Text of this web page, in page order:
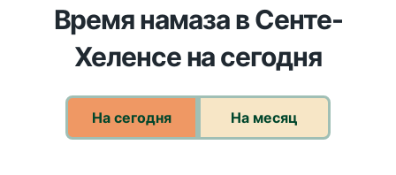
Время намаза в Сенте-
Хеленсе на сегодня
На сегодня На месяц